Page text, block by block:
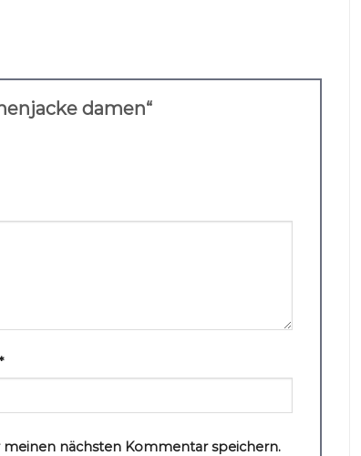
damen“
meinen nächsten Kommentar speichern.